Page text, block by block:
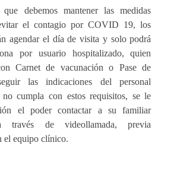
que debemos mantener las medidas
el contagio por COVID 19, los
agendar el día de visita y solo podrá
por usuario hospitalizado, quien
Carnet de vacunación o Pase de
las indicaciones del personal
cumpla con estos requisitos, se le
el poder contactar a su familiar
través de videollamada, previa
el equipo clínico.